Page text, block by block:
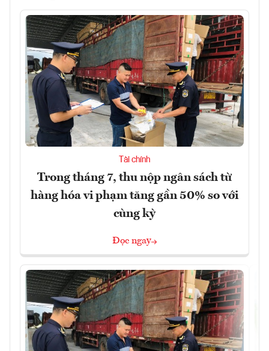
Tài chính
Trong tháng 7, thu nộp ngân sách từ
hàng hóa vi phạm tăng gần 50% so với
cùng kỳ
Đọc ngay